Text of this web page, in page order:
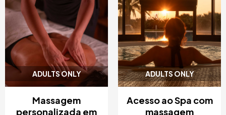
ADULTS ONLY
Massagem
personalizada em
ADULTS ONLY
Acesso ao Spa com
massagem